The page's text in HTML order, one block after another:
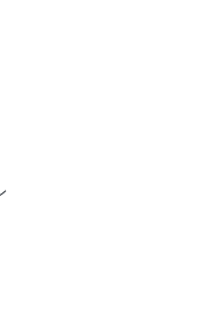
アップしたHタイプを
ます(ステッチなし仕様